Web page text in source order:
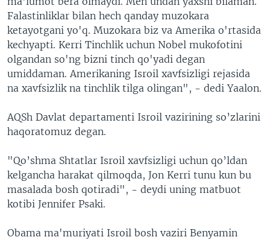
Falastinliklar bilan hech qanday muzokara
ketayotgani yo'q. Muzokara biz va Amerika o'rtasida
kechyapti. Kerri Tinchlik uchun Nobel mukofotini
olgandan so'ng bizni tinch qo'yadi degan
umiddaman. Amerikaning Isroil xavfsizligi rejasida
na xavfsizlik na tinchlik tilga olingan", - dedi Yaalon.
AQSh Davlat departamenti Isroil vazirining so’zlarini
haqoratomuz degan.
"Qo’shma Shtatlar Isroil xavfsizligi uchun qo’ldan
kelgancha harakat qilmoqda, Jon Kerri tunu kun bu
masalada bosh qotiradi", - deydi uning matbuot
kotibi Jennifer Psaki.
Obama ma'muriyati Isroil bosh vaziri Benyamin